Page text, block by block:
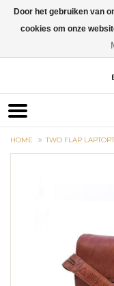
HOME TWO FLAP
Door het gebruiken van
cookies om onze